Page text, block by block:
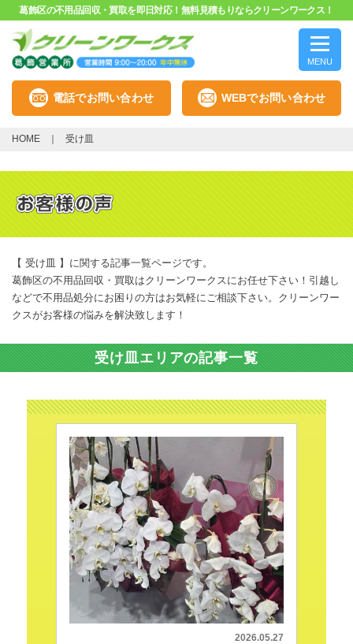
葛飾区の不用品回収・買取を即日対応！無料見積もりならクリーンワークス！
MENU
電話でお問い合わせ WEBでお問い合わせ
HOME 受け皿
【 受け皿 】に関する記事一覧ページです。
葛飾区の不用品回収・買取はクリーンワークスにお任せ下さい！引越し
などで不用品処分にお困りの方はお気軽にご相談下さい。クリーンワー
クスがお客様の悩みを解決致します！
受け皿エリアの記事一覧
2026.05.27